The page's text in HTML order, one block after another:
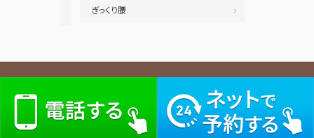
ぎっくり腰
駅徒歩3分 JR芦屋駅徒歩10分 阪急芦屋駅徒歩15分 /contact_phone0797-38-3848
芦屋市の整体 トータルボディケア芦屋